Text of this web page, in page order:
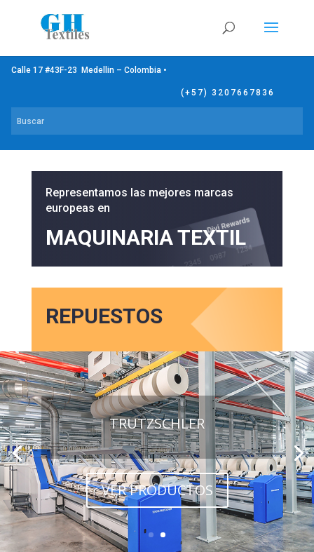
Calle 17 #43F-23 Medellin – Colombia •
(+57) 3207667836
Representamos las mejores marcas
europeas en
MAQUINARIA TEXTIL
REPUESTOS
TRUTZSCHLER
VER PRODUCTOS